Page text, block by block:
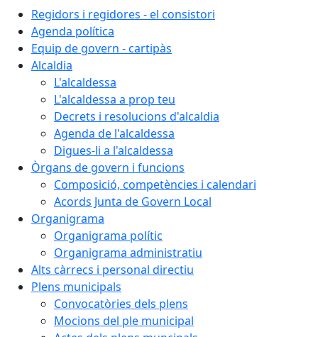
Regidors i regidores - el consistori
Agenda política
Equip de govern - cartipàs
Alcaldia
L'alcaldessa
L'alcaldessa a prop teu
Decrets i resolucions d'alcaldia
Agenda de l'alcaldessa
Digues-li a l'alcaldessa
Òrgans de govern i funcions
Composició, competències i calendari
Acords Junta de Govern Local
Organigrama
Organigrama polític
Organigrama administratiu
Alts càrrecs i personal directiu
Plens municipals
Convocatòries dels plens
Mocions del ple municipal